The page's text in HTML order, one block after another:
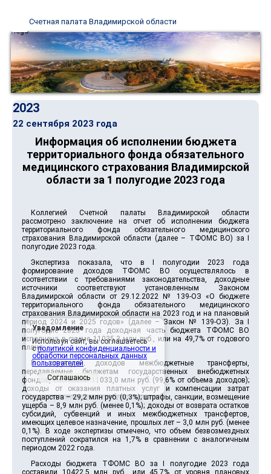
Счетная палата Владимирской области
2023
22 сентября 2023 года
Информация об исполнении бюджета
территориального фонда обязательного
медицинского страхования Владимирской
области за 1 полугодие 2023 года
Коллегией Счетной палаты Владимирской области
рассмотрено заключение на отчет об исполнении бюджета
территориального фонда обязательного медицинского
страхования Владимирской области (далее – ТФОМС ВО) за I
полугодие 2023 года.
Экспертиза показала, что в I полугодии 2023 года
формирование доходов ТФОМС ВО осуществлялось в
соответствии с требованиями законодательства, доходные
источники соответствуют установленным Законом
Владимирской области от 29.12.2022 № 139-ОЗ «О бюджете
территориального фонда обязательного медицинского
страхования Владимирской области на 2023 год и на плановый
период 2024 и 2025 годов» (далее – Закон № 139-ОЗ). За I
полугодие 2023 года доходная часть бюджета ТФОМС ВО
исполнена в сумме 11035,3 млн руб., или на 49,7% от годового
плана.
В структуре доходов межбюджетные трансферты,
передаваемые бюджетам государственных внебюджетных
фондов, составили 11033,0 млн руб. (99,6% от объема доходов);
доходы от оказания платных услуг и компенсации затрат
государства – 29,2 млн руб. (0,3%); штрафы, санкции, возмещение
ущерба – 8,9 млн руб. (менее 0,1%); доходы от возврата остатков
субсидий, субвенций и иных межбюджетных трансфертов,
имеющих целевое назначение, прошлых лет – 3,0 млн руб. (менее
0,1%). В ходе экспертизы отмечено, что объем безвозмездных
поступлений сократился на 1,7% в сравнении с аналогичным
периодом 2022 года.
Расходы бюджета ТФОМС ВО за I полугодие 2023 года
составили 10422,5 млн руб., или 45,7% от уровня плановых
Уведомление
Используя сайт, вы соглашаетесь
сполитикой конфиденциальности и
обработки персональных данных
пользователей.
Соглашаюсь